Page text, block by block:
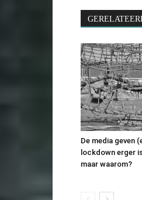
De media geven
lockdown erger
maar waarom?